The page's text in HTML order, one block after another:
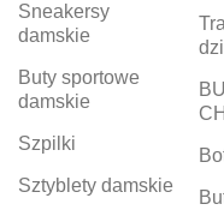
Sneakersy
damskie
Buty sportowe
damskie
Szpilki
Sztyblety damskie